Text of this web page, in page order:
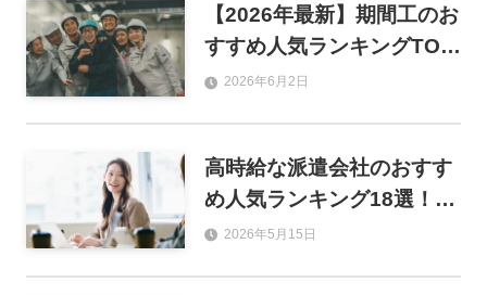
【2026年最新】期間工のお
すすめ人気ランキングTOP
8！目的別の選び方から優
2026年6月2日
高時給な派遣会社のおすす
め人気ランキング18選！職
種別の平均時給と失敗しな
2026年5月15日